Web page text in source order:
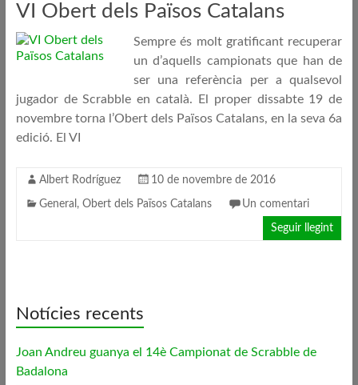
VI Obert dels Països Catalans
Sempre és molt gratificant recuperar
un d’aquells campionats que han de
ser una referència per a qualsevol
jugador de Scrabble en català. El proper dissabte 19 de
novembre torna l’Obert dels Països Catalans, en la seva 6a
edició. El VI
Albert Rodríguez 10 de novembre de 2016
General , Obert dels Països Catalans Un comentari
Seguir llegint
Notícies recents
Joan Andreu guanya el 14è Campionat de Scrabble de
Badalona